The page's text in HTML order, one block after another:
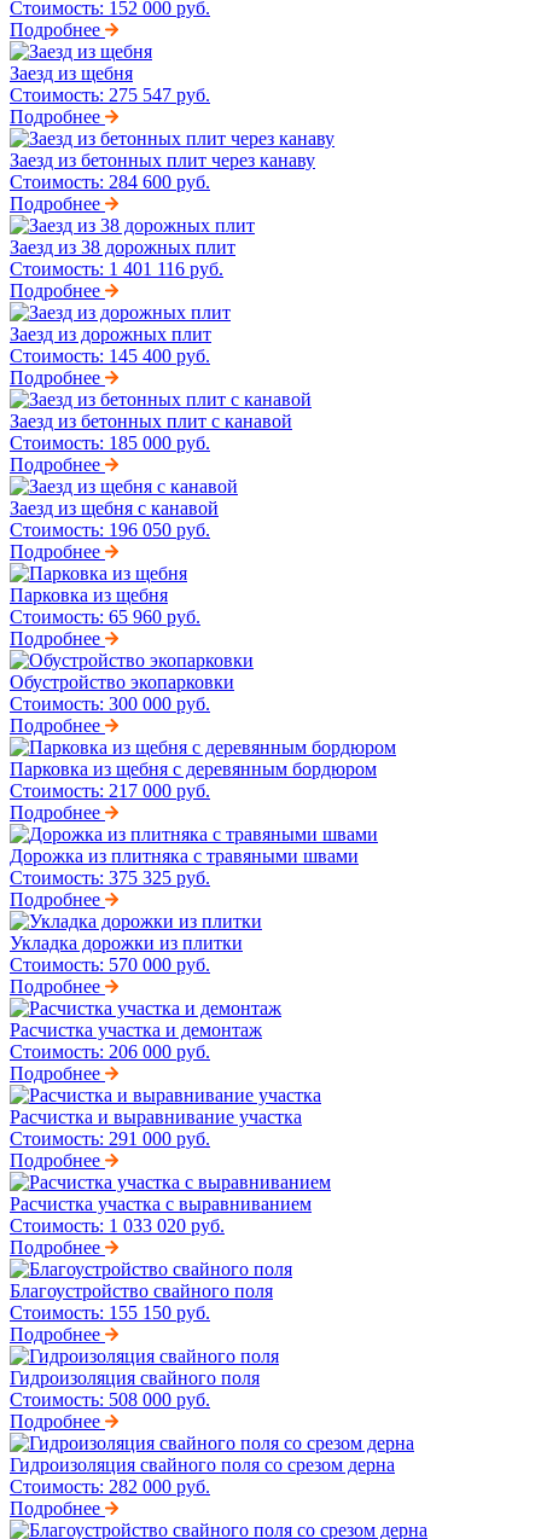
Стоимость: 152 000 руб.
Подробнее
Заезд из щебня
Стоимость: 275 547 руб.
Подробнее
Заезд из бетонных плит через канаву
Стоимость: 284 600 руб.
Подробнее
Заезд из 38 дорожных плит
Стоимость: 1 401 116 руб.
Подробнее
Заезд из дорожных плит
Стоимость: 145 400 руб.
Подробнее
Заезд из бетонных плит с канавой
Стоимость: 185 000 руб.
Подробнее
Заезд из щебня с канавой
Стоимость: 196 050 руб.
Подробнее
Парковка из щебня
Стоимость: 65 960 руб.
Подробнее
Обустройство экопарковки
Стоимость: 300 000 руб.
Подробнее
Парковка из щебня с деревянным бордюром
Стоимость: 217 000 руб.
Подробнее
Дорожка из плитняка с травяными швами
Стоимость: 375 325 руб.
Подробнее
Укладка дорожки из плитки
Стоимость: 570 000 руб.
Подробнее
Расчистка участка и демонтаж
Стоимость: 206 000 руб.
Подробнее
Расчистка и выравнивание участка
Стоимость: 291 000 руб.
Подробнее
Расчистка участка с выравниванием
Стоимость: 1 033 020 руб.
Подробнее
Благоустройство свайного поля
Стоимость: 155 150 руб.
Подробнее
Гидроизоляция свайного поля
Стоимость: 508 000 руб.
Подробнее
Гидроизоляция свайного поля со срезом дерна
Стоимость: 282 000 руб.
Подробнее